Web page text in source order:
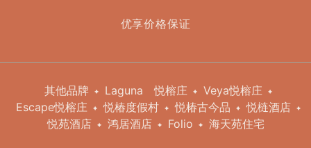
优享价格保证
其他品牌 Laguna 悦榕庄
Veya悦榕庄
Escape悦榕庄
悦椿度假村 悦椿古今品
悦梿酒店
悦苑酒店
鸿居酒店 Folio 海天苑住宅